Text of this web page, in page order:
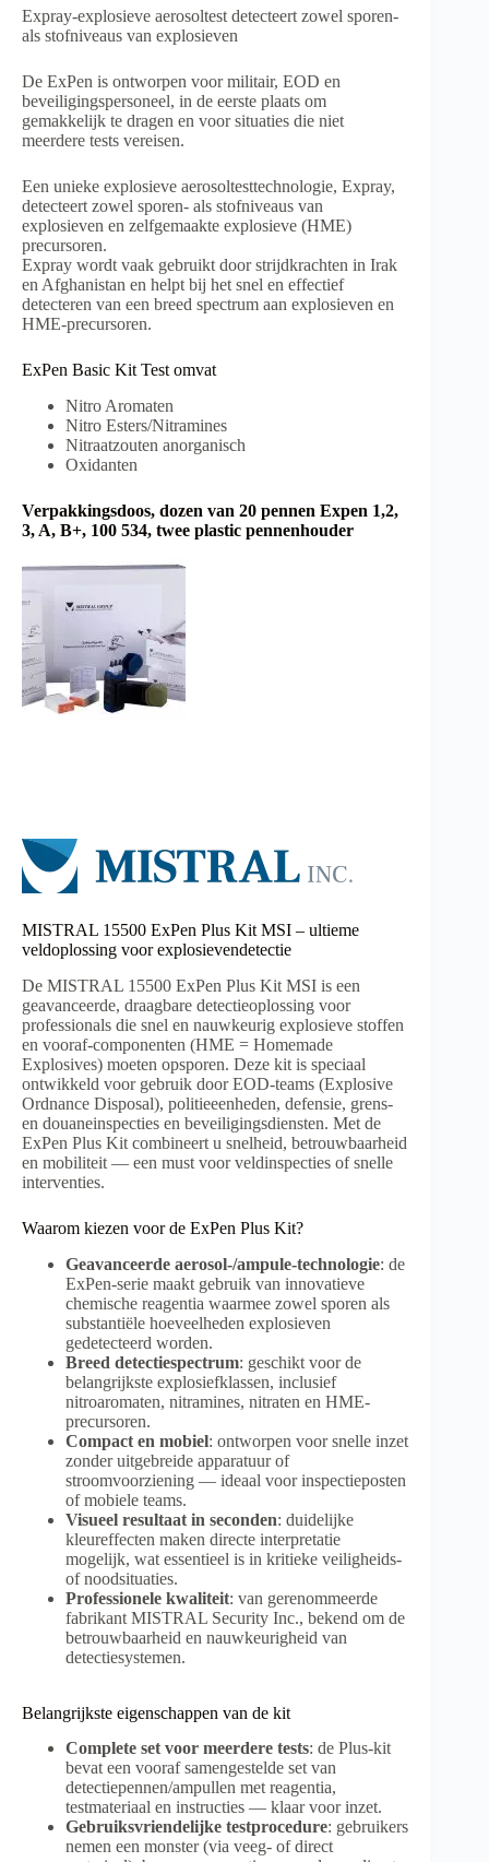
Expray-explosieve aerosoltest detecteert zowel sporen-
als stofniveaus van explosieven
De ExPen is ontworpen voor militair, EOD en
beveiligingspersoneel, in de eerste plaats om
gemakkelijk te dragen en voor situaties die niet
meerdere tests vereisen.
Een unieke explosieve aerosoltesttechnologie, Expray,
detecteert zowel sporen- als stofniveaus van
explosieven en zelfgemaakte explosieve (HME)
precursoren.
Expray wordt vaak gebruikt door strijdkrachten in Irak
en Afghanistan en helpt bij het snel en effectief
detecteren van een breed spectrum aan explosieven en
HME-precursoren.
ExPen Basic Kit Test omvat
Nitro Aromaten
Nitro Esters/Nitramines
Nitraatzouten anorganisch
Oxidanten
Verpakkingsdoos, dozen van 20 pennen Expen 1,2,
3, A, B+, 100 534, twee plastic pennenhouder
MISTRAL 15500 ExPen Plus Kit MSI – ultieme
veldoplossing voor explosievendetectie
De MISTRAL 15500 ExPen Plus Kit MSI is een
geavanceerde, draagbare detectieoplossing voor
professionals die snel en nauwkeurig explosieve stoffen
en vooraf-componenten (HME = Homemade
Explosives) moeten opsporen. Deze kit is speciaal
ontwikkeld voor gebruik door EOD-teams (Explosive
Ordnance Disposal), politie­eenheden, defensie, grens-
en douane­inspecties en beveiligingsdiensten. Met de
ExPen Plus Kit combineert u snelheid, betrouwbaarheid
en mobiliteit — een must voor veldinspecties of snelle
interventies.
Waarom kiezen voor de ExPen Plus Kit?
Geavanceerde aerosol-/ampule-technologie: de
ExPen-serie maakt gebruik van innovatieve
chemische reagentia waarmee zowel sporen als
substantiële hoeveelheden explosieven
gedetecteerd worden.
Breed detectiespectrum: geschikt voor de
belangrijkste explosiefklassen, inclusief
nitroaromaten, nitramines, nitraten en HME-
precursoren.
Compact en mobiel: ontworpen voor snelle inzet
zonder uitgebreide apparatuur of
stroomvoorziening — ideaal voor inspectieposten
of mobiele teams.
Visueel resultaat in seconden: duidelijke
kleureffecten maken directe interpretatie
mogelijk, wat essentieel is in kritieke veiligheids-
of noodsituaties.
Professionele kwaliteit: van gerenommeerde
fabrikant MISTRAL Security Inc., bekend om de
betrouwbaarheid en nauwkeurigheid van
detectiesystemen.
Belangrijkste eigenschappen van de kit
Complete set voor meerdere tests: de Plus-kit
bevat een vooraf samengestelde set van
detectiepennen/ampullen met reagentia,
testmateriaal en instructies — klaar voor inzet.
Gebruiksvriendelijke testprocedure: gebruikers
nemen een monster (via veeg- of direct